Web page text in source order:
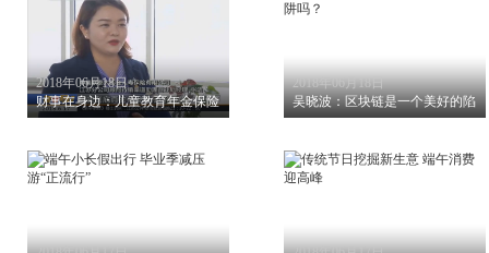
2018年06月18日
财事在身边：儿童教育年金保险值得买吗？ 银行理财VS教育年金，该买哪一
2018年06月18日
吴晓波：区块链是一个美好的陷